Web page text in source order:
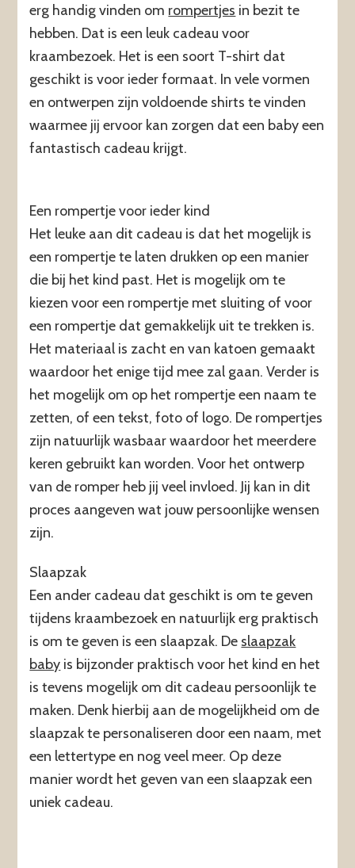
erg handig vinden om rompertjes in bezit te
hebben. Dat is een leuk cadeau voor
kraambezoek. Het is een soort T-shirt dat
geschikt is voor ieder formaat. In vele vormen
en ontwerpen zijn voldoende shirts te vinden
waarmee jij ervoor kan zorgen dat een baby een
fantastisch cadeau krijgt.
Een rompertje voor ieder kind
Het leuke aan dit cadeau is dat het mogelijk is
een rompertje te laten drukken op een manier
die bij het kind past. Het is mogelijk om te
kiezen voor een rompertje met sluiting of voor
een rompertje dat gemakkelijk uit te trekken is.
Het materiaal is zacht en van katoen gemaakt
waardoor het enige tijd mee zal gaan. Verder is
het mogelijk om op het rompertje een naam te
zetten, of een tekst, foto of logo. De rompertjes
zijn natuurlijk wasbaar waardoor het meerdere
keren gebruikt kan worden. Voor het ontwerp
van de romper heb jij veel invloed. Jij kan in dit
proces aangeven wat jouw persoonlijke wensen
zijn.
Slaapzak
Een ander cadeau dat geschikt is om te geven
tijdens kraambezoek en natuurlijk erg praktisch
is om te geven is een slaapzak. De slaapzak
baby is bijzonder praktisch voor het kind en het
is tevens mogelijk om dit cadeau persoonlijk te
maken. Denk hierbij aan de mogelijkheid om de
slaapzak te personaliseren door een naam, met
een lettertype en nog veel meer. Op deze
manier wordt het geven van een slaapzak een
uniek cadeau.